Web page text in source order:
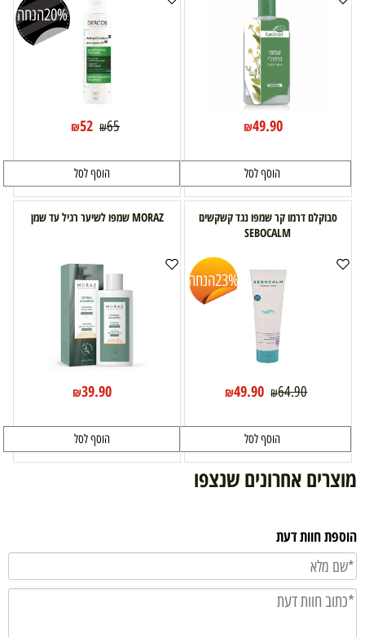
₪49.90
הוסף לסל
20%הנחה
₪65
₪52
הוסף לסל
סבוקלם דרמו קר שמפו נגד קשקשים
SEBOCALM
23%הנחה
₪64.90
₪49.90
הוסף לסל
MORAZ שמפו לשיער רגיל עד שמן
₪39.90
הוסף לסל
מוצרים אחרונים שנצפו
הוספת חוות דעת